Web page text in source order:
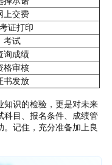
上交费
证打印
考试
询成绩
格审核
书发放
知识的检验，更是对未来
科目、报名条件、成绩管
记住，充分准备加上良